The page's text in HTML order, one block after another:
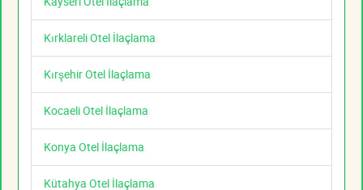
Kırklareli Otel İlaçlama
Kırşehir Otel İlaçlama
Kocaeli Otel İlaçlama
Konya Otel İlaçlama
Kütahya Otel İlaçlama